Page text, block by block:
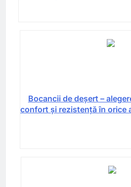
Bocancii de deșert –
confort și rezistență în orice